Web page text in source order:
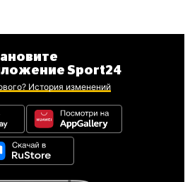
Sport24
История изменений